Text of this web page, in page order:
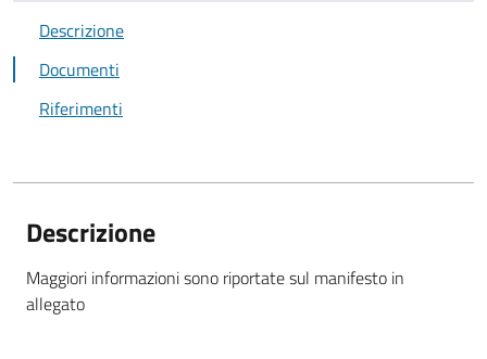
Descrizione
Documenti
Riferimenti
Descrizione
Maggiori informazioni sono riportate sul manifesto in
allegato